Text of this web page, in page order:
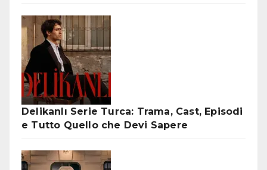
Delikanlı Serie Turca: Trama, Cast, Episodi
e Tutto Quello che Devi Sapere